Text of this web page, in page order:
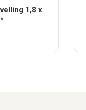
1,8 x